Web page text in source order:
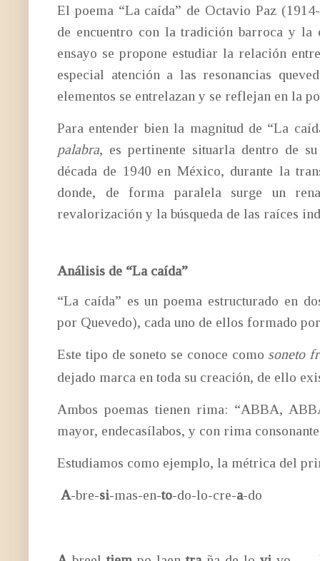
El poema “La caída” de Octavio Paz
de encuentro con la tradición barroca y la
ensayo se propone estudiar la relación
especial atención a las resonancias
elementos se entrelazan y se reflejan en la
Para entender bien la magnitud de “La
palabra, es pertinente situarla dentro de
década de 1940 en México, durante la
donde, de forma paralela surge un
revalorización y la búsqueda de las raíces
Análisis de “La caída”
“La caída” es un poema estructurado en
por Quevedo), cada uno de ellos formado
Este tipo de soneto se conoce como soneto
dejado marca en toda su creación, de ello
Ambos poemas tienen rima: “ABBA,
mayor, endecasílabos, y con rima
Estudiamos como ejemplo, la métrica del
A-bre-si-mas-en-to-do-lo-cre-a-do Verso